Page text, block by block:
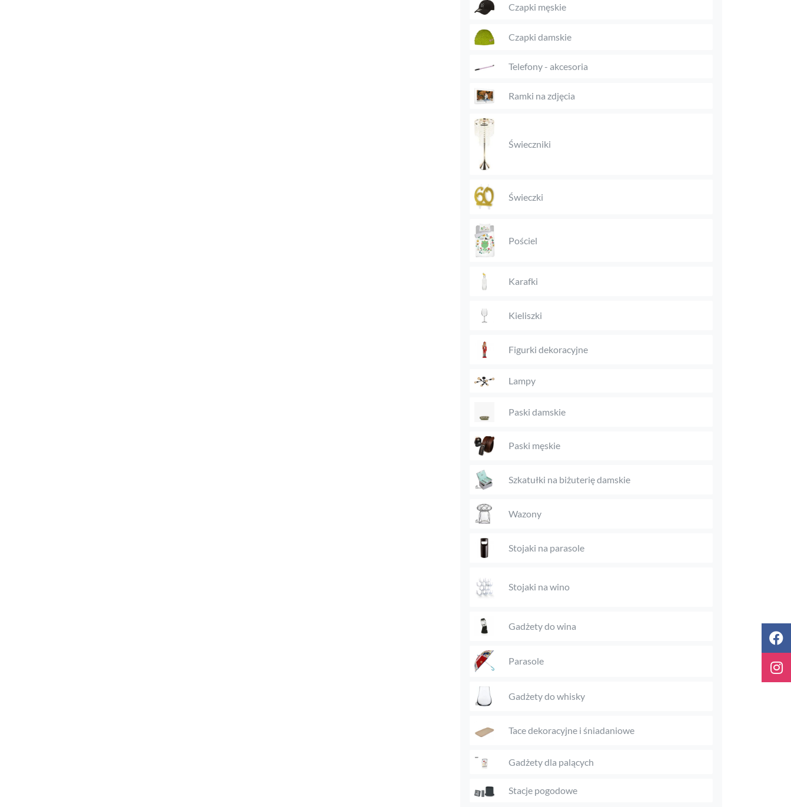
Czapki męskie
Czapki damskie
Telefony - akcesoria
Ramki na zdjęcia
Świeczniki
Świeczki
Pościel
Karafki
Kieliszki
Figurki dekoracyjne
Lampy
Paski damskie
Paski męskie
Szkatułki na biżuterię damskie
Wazony
Stojaki na parasole
Stojaki na wino
Gadżety do wina
Parasole
Gadżety do whisky
Tace dekoracyjne i śniadaniowe
Gadżety dla palących
Stacje pogodowe